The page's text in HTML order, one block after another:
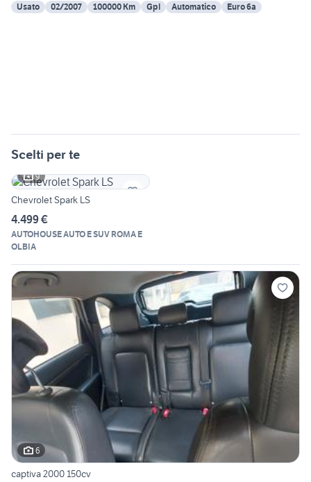
Usato
02/2007 100000 Km Gpl Automatico Euro 6a
Scelti per te
9
Chevrolet Spark LS
4.499 €
AUTOHOUSE AUTO E SUV ROMA E
OLBIA
6
captiva 2000 150cv